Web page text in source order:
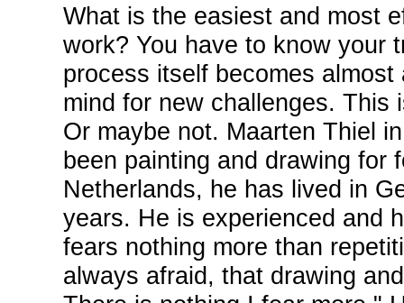
What is the easiest and most
work? You have to know your
process itself becomes
mind for new challenges. This
Or maybe not. Maarten Thiel
been painting and drawing for
Netherlands, he has lived in
years. He is experienced and
fears nothing more than
always afraid, that drawing